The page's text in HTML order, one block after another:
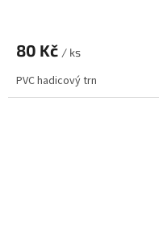
80 Kč / ks
PVC hadicový trn